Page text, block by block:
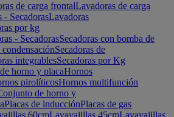
de carga frontalLavadoras de carga
- SecadorasLavadoras
por kg
- SecadorasSecadoras con bomba de
condensaciónSecadoras de
integrablesSecadoras por Kg
horno y placaHornos
pirolíticosHornos multifunción
de horno y
Placas de inducciónPlacas de gas
60cmLavavajillas 45cmLavavajillas